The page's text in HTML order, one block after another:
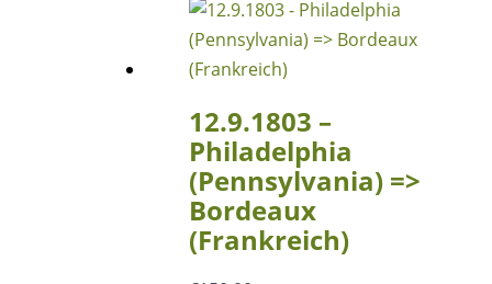
12.9.1803 –
Philadelphia
(Pennsylvania) =>
Bordeaux
(Frankreich)